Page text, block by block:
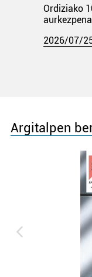
Ordiziako
2026/07/
Argitalpen